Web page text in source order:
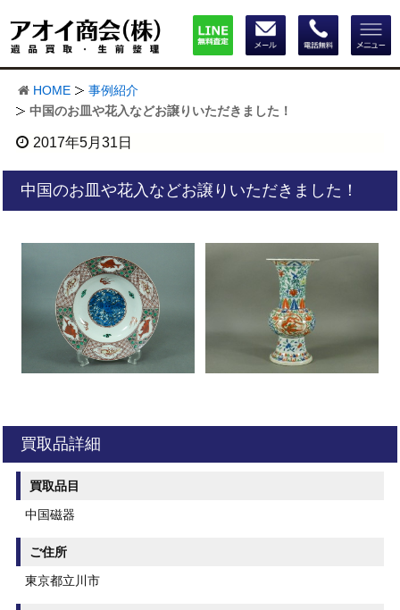
HOME
事例紹介
中国のお皿や花入などお譲りいただきました！
2017年5月31日
中国のお皿や花入などお譲りいただきました！
買取品詳細
買取品目
中国磁器
ご住所
東京都立川市